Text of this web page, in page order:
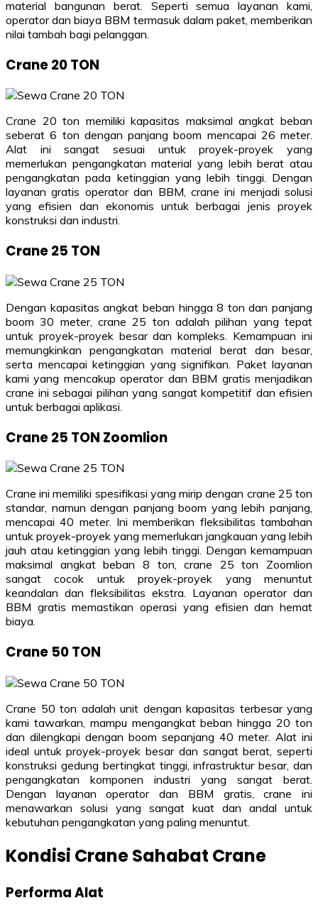
material bangunan berat. Seperti semua layanan kami,
operator dan biaya BBM termasuk dalam paket, memberikan
nilai tambah bagi pelanggan.
Crane 20 TON
Crane 20 ton memiliki kapasitas maksimal angkat beban
seberat 6 ton dengan panjang boom mencapai 26 meter.
Alat ini sangat sesuai untuk proyek-proyek yang
memerlukan pengangkatan material yang lebih berat atau
pengangkatan pada ketinggian yang lebih tinggi. Dengan
layanan gratis operator dan BBM, crane ini menjadi solusi
yang efisien dan ekonomis untuk berbagai jenis proyek
konstruksi dan industri.
Crane 25 TON
Dengan kapasitas angkat beban hingga 8 ton dan panjang
boom 30 meter, crane 25 ton adalah pilihan yang tepat
untuk proyek-proyek besar dan kompleks. Kemampuan ini
memungkinkan pengangkatan material berat dan besar,
serta mencapai ketinggian yang signifikan. Paket layanan
kami yang mencakup operator dan BBM gratis menjadikan
crane ini sebagai pilihan yang sangat kompetitif dan efisien
untuk berbagai aplikasi.
Crane 25 TON Zoomlion
Crane ini memiliki spesifikasi yang mirip dengan crane 25 ton
standar, namun dengan panjang boom yang lebih panjang,
mencapai 40 meter. Ini memberikan fleksibilitas tambahan
untuk proyek-proyek yang memerlukan jangkauan yang lebih
jauh atau ketinggian yang lebih tinggi. Dengan kemampuan
maksimal angkat beban 8 ton, crane 25 ton Zoomlion
sangat cocok untuk proyek-proyek yang menuntut
keandalan dan fleksibilitas ekstra. Layanan operator dan
BBM gratis memastikan operasi yang efisien dan hemat
biaya.
Crane 50 TON
Crane 50 ton adalah unit dengan kapasitas terbesar yang
kami tawarkan, mampu mengangkat beban hingga 20 ton
dan dilengkapi dengan boom sepanjang 40 meter. Alat ini
ideal untuk proyek-proyek besar dan sangat berat, seperti
konstruksi gedung bertingkat tinggi, infrastruktur besar, dan
pengangkatan komponen industri yang sangat berat.
Dengan layanan operator dan BBM gratis, crane ini
menawarkan solusi yang sangat kuat dan andal untuk
kebutuhan pengangkatan yang paling menuntut.
Kondisi Crane Sahabat Crane
Performa Alat